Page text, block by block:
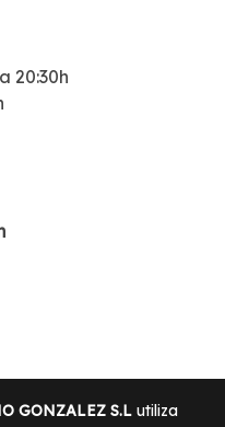
20:30h
GONZALEZ S.L utiliza